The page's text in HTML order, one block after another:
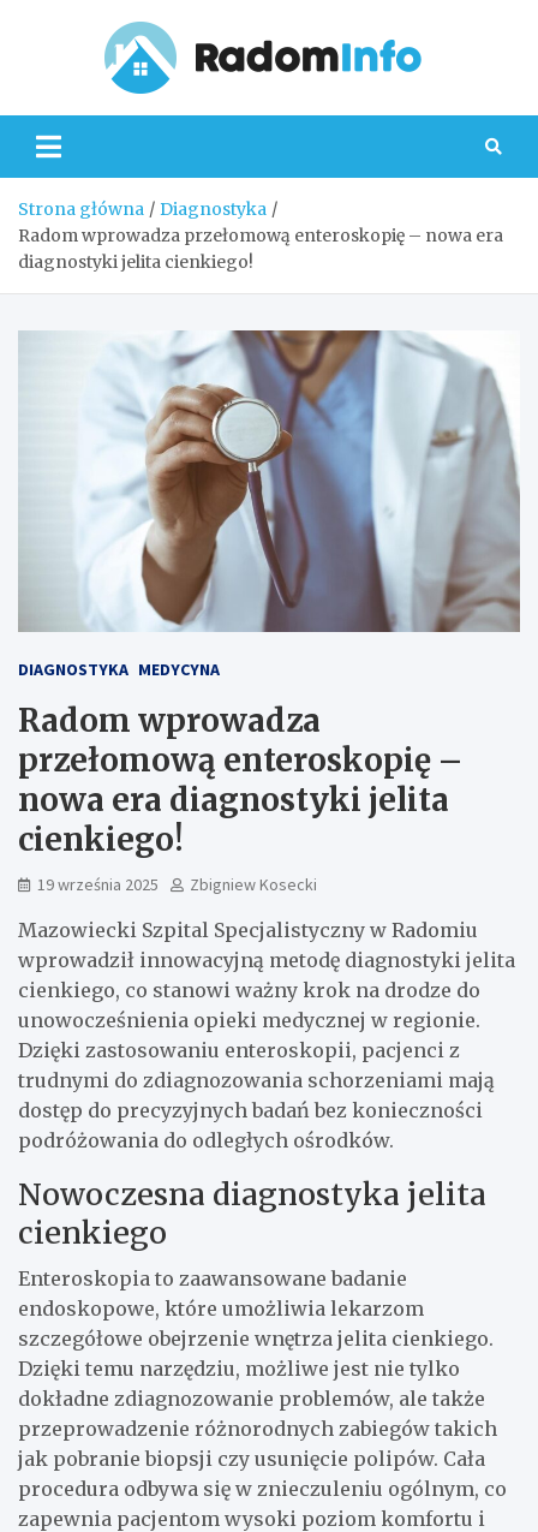
Strona główna
Diagnostyka
Radom wprowadza przełomową enteroskopię – nowa era
diagnostyki jelita cienkiego!
DIAGNOSTYKA MEDYCYNA
Radom wprowadza
przełomową enteroskopię –
nowa era diagnostyki jelita
cienkiego!
19 września 2025 Zbigniew Kosecki
Mazowiecki Szpital Specjalistyczny w Radomiu
wprowadził innowacyjną metodę diagnostyki jelita
cienkiego, co stanowi ważny krok na drodze do
unowocześnienia opieki medycznej w regionie.
Dzięki zastosowaniu enteroskopii, pacjenci z
trudnymi do zdiagnozowania schorzeniami mają
dostęp do precyzyjnych badań bez konieczności
podróżowania do odległych ośrodków.
Nowoczesna diagnostyka jelita
cienkiego
Enteroskopia to zaawansowane badanie
endoskopowe, które umożliwia lekarzom
szczegółowe obejrzenie wnętrza jelita cienkiego.
Dzięki temu narzędziu, możliwe jest nie tylko
dokładne zdiagnozowanie problemów, ale także
przeprowadzenie różnorodnych zabiegów takich
jak pobranie biopsji czy usunięcie polipów. Cała
procedura odbywa się w znieczuleniu ogólnym, co
zapewnia pacjentom wysoki poziom komfortu i